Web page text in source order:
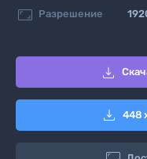
 Разрешение

 448